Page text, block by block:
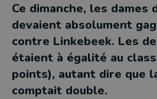
Ce dimanche, les dames
devaient absolument
contre Linkebeek. Les
étaient à égalité au
points), autant dire que
comptait double.